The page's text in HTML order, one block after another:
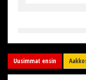
Uusimmat ensin